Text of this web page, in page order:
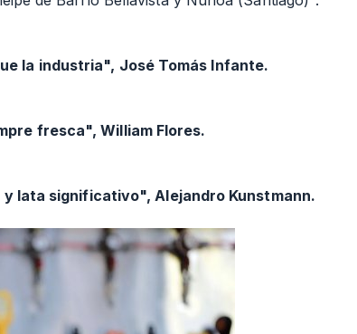
la industria", José Tomás Infante.
fresca", William Flores.
lata significativo", Alejandro Kunstmann.